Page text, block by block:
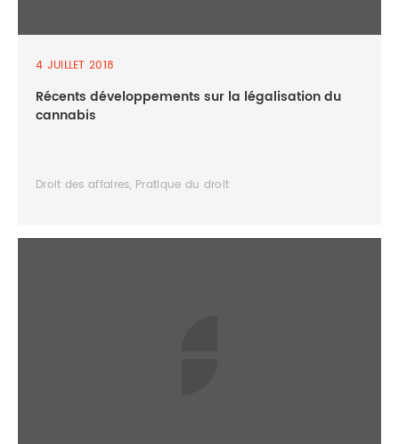
4 JUILLET 2018
Récents développements sur la légalisation du
cannabis
Droit des affaires, Pratique du droit